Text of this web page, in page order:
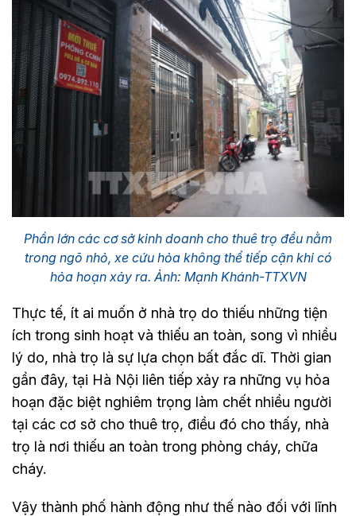
Phần lớn các cơ sở kinh doanh cho thuê trọ đều nằm
trong ngõ nhỏ, xe cứu hỏa không thể tiếp cận khi có
hỏa hoạn xảy ra. Ảnh: Mạnh Khánh-TTXVN
Thực tế, ít ai muốn ở nhà trọ do thiếu những tiện
ích trong sinh hoạt và thiếu an toàn, song vì nhiều
lý do, nhà trọ là sự lựa chọn bất đắc dĩ. Thời gian
gần đây, tại Hà Nội liên tiếp xảy ra những vụ hỏa
hoạn đặc biệt nghiêm trọng làm chết nhiều người
tại các cơ sở cho thuê trọ, điều đó cho thấy, nhà
trọ là nơi thiếu an toàn trong phòng cháy, chữa
cháy.
Vậy thành phố hành động như thế nào đối với lĩnh